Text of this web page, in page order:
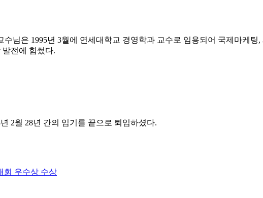
님은 1995년 3월에 연세대학교 경영학과 교수로 임용되어 국제마케
전에 힘썼다.
2월 28년 간의 임기를 끝으로 퇴임하셨다.
회 우수상 수상